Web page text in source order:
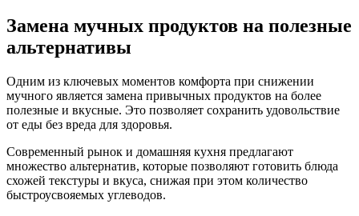
Замена мучных продуктов на полезные
альтернативы
Одним из ключевых моментов комфорта при снижении
мучного является замена привычных продуктов на более
полезные и вкусные. Это позволяет сохранить удовольствие
от еды без вреда для здоровья.
Современный рынок и домашняя кухня предлагают
множество альтернатив, которые позволяют готовить блюда
схожей текстуры и вкуса, снижая при этом количество
быстроусвояемых углеводов.